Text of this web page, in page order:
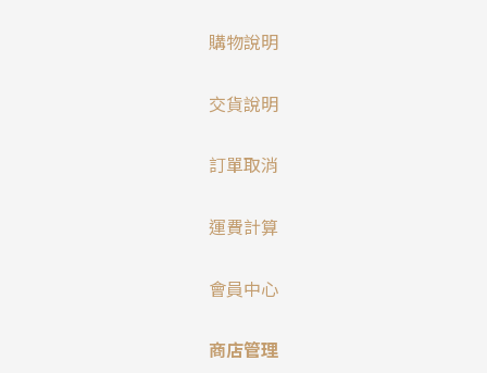
購物說明
交貨說明
訂單取消
運費計算
會員中心
商店管理